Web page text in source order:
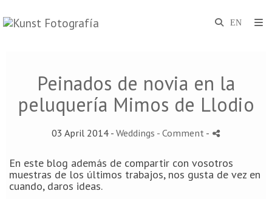
Peinados de novia en la
peluquería Mimos de Llodio
03 April 2014 - Weddings - Comment -
En este blog además de compartir con vosotros
muestras de los últimos trabajos, nos gusta de vez en
cuando, daros ideas.